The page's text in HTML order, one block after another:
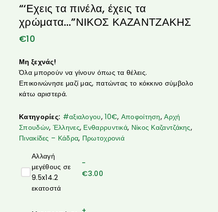
“‘Εχεις τα πινέλα, έχεις τα
χρώματα…”ΝΙΚΟΣ ΚΑΖΑΝΤΖΑΚΗΣ
€10
Μη ξεχνάς!
Όλα μπορούν να γίνουν όπως τα θέλεις.
Επικοινώνησε μαζί μας, πατώντας το κόκκινο σύμβολο
κάτω αριστερά.
Κατηγορίες: #αξιαλογου,10€, Αποφοίτηση,Αρχή
Σπουδών, Έλληνες, Ενθαρρυντικά, Νίκος Καζαντζάκης,
Πινακίδες – Κάδρα, Πρωτοχρονιά
Αλλαγή
μεγέθους σε
9.5x14.2
εκατοστά
-
€3.00